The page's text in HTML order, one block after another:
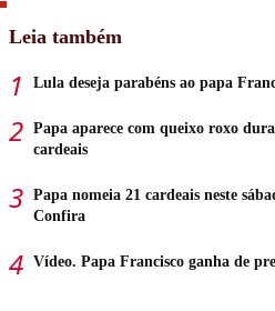
Leia também
Lula deseja parabéns ao papa
Papa aparece com queixo roxo
cardeais
Papa nomeia 21 cardeais neste
Confira
Vídeo. Papa Francisco ganha de